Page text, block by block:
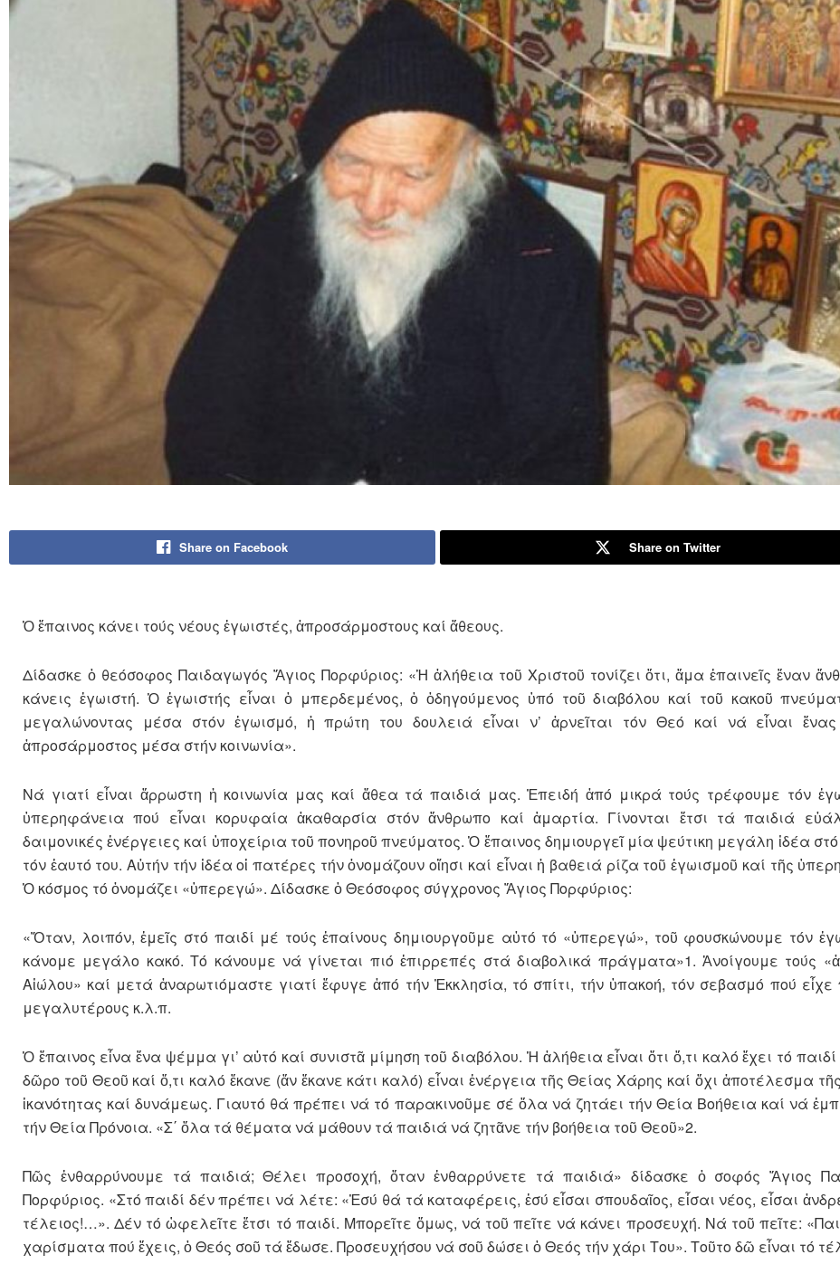
Share on Facebook Share on Twitter
Ὁ ἔπαινος κάνει τούς νέους ἐγωιστές, ἀπροσάρμοστους καί ἄθεους.
Δίδασκε ὁ θεόσοφος Παιδαγωγός Ἅγιος Πορφύριος: «Ἡ ἀλήθεια τοῦ Χριστοῦ τονίζει ὅτι, ἅμα ἐπαινεῖς ἕναν
κάνεις ἐγωιστή. Ὁ ἐγωιστής εἶναι ὁ μπερδεμένος, ὁ ὁδηγούμενος ὑπό τοῦ διαβόλου καί τοῦ κακοῦ
μεγαλώνοντας μέσα στόν ἐγωισμό, ἡ πρώτη του δουλειά εἶναι ν’ ἀρνεῖται τόν Θεό καί νά εἶναι ἕνας
ἀπροσάρμοστος μέσα στήν κοινωνία».
Νά γιατί εἶναι ἄρρωστη ἡ κοινωνία μας καί ἄθεα τά παιδιά μας. Ἐπειδή ἀπό μικρά τούς τρέφουμε τόν
ὑπερηφάνεια πού εἶναι κορυφαία ἀκαθαρσία στόν ἄνθρωπο καί ἁμαρτία. Γίνονται ἔτσι τά παιδιά
δαιμονικές ἐνέργειες καί ὑποχείρια τοῦ πονηροῦ πνεύματος. Ὁ ἔπαινος δημιουργεῖ μία ψεύτικη μεγάλη ἰδέα
τόν ἑαυτό του. Αὐτήν τήν ἰδέα οἱ πατέρες τήν ὀνομάζουν οἴησι καί εἶναι ἡ βαθειά ρίζα τοῦ ἐγωισμοῦ καί τῆς
Ὁ κόσμος τό ὀνομάζει «ὑπερεγώ». Δίδασκε ὁ Θεόσοφος σύγχρονος Ἅγιος Πορφύριος:
«Ὅταν, λοιπόν, ἐμεῖς στό παιδί μέ τούς ἐπαίνους δημιουργοῦμε αὐτό τό «ὑπερεγώ», τοῦ φουσκώνουμε τόν
κάνομε μεγάλο κακό. Τό κάνουμε νά γίνεται πιό ἐπιρρεπές στά διαβολικά πράγματα»1. Ἀνοίγουμε τούς
Αἰώλου» καί μετά ἀναρωτιόμαστε γιατί ἔφυγε ἀπό τήν Ἐκκλησία, τό σπίτι, τήν ὑπακοή, τόν σεβασμό πού εἶχε
μεγαλυτέρους κ.λ.π.
Ὁ ἔπαινος εἶνα ἕνα ψέμμα γι’ αὐτό καί συνιστᾶ μίμηση τοῦ διαβόλου. Ἡ ἀλήθεια εἶναι ὅτι ὅ,τι καλό ἔχει τό
δῶρο τοῦ Θεοῦ καί ὅ,τι καλό ἔκανε (ἄν ἔκανε κάτι καλό) εἶναι ἐνέργεια τῆς Θείας Χάρης καί ὄχι ἀποτέλεσμα τῆς
ἱκανότητας καί δυνάμεως. Γιαυτό θά πρέπει νά τό παρακινοῦμε σέ ὅλα νά ζητάει τήν Θεία Βοήθεια καί νά
τήν Θεία Πρόνοια. «Σ΄ ὅλα τά θέματα νά μάθουν τά παιδιά νά ζητᾶνε τήν βοήθεια τοῦ Θεοῦ»2.
Πῶς ἐνθαρρύνουμε τά παιδιά; Θέλει προσοχή, ὅταν ἐνθαρρύνετε τά παιδιά» δίδασκε ὁ σοφός Ἅγιος
Πορφύριος. «Στό παιδί δέν πρέπει νά λέτε: «Ἐσύ θά τά καταφέρεις, ἐσύ εἶσαι σπουδαῖος, εἶσαι νέος, εἶσαι
τέλειος!…». Δέν τό ὠφελεῖτε ἔτσι τό παιδί. Μπορεῖτε ὅμως, νά τοῦ πεῖτε νά κάνει προσευχή. Νά τοῦ πεῖτε:
χαρίσματα πού ἔχεις, ὁ Θεός σοῦ τά ἔδωσε. Προσευχήσου νά σοῦ δώσει ὁ Θεός τήν χάρι Του». Τοῦτο δῶ εἶναι τό